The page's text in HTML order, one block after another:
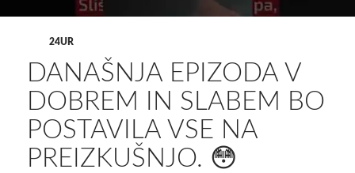
24UR
DANAŠNJA EPIZODA V
DOBREM IN SLABEM BO
POSTAVILA VSE NA
PREIZKUŠNJO. 😳